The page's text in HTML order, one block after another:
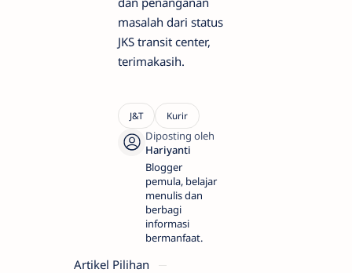
masalah dari status
JKS transit center,
terimakasih.
Blogger
pemula, belajar
menulis dan
berbagi
informasi
bermanfaat.
Artikel Pilihan